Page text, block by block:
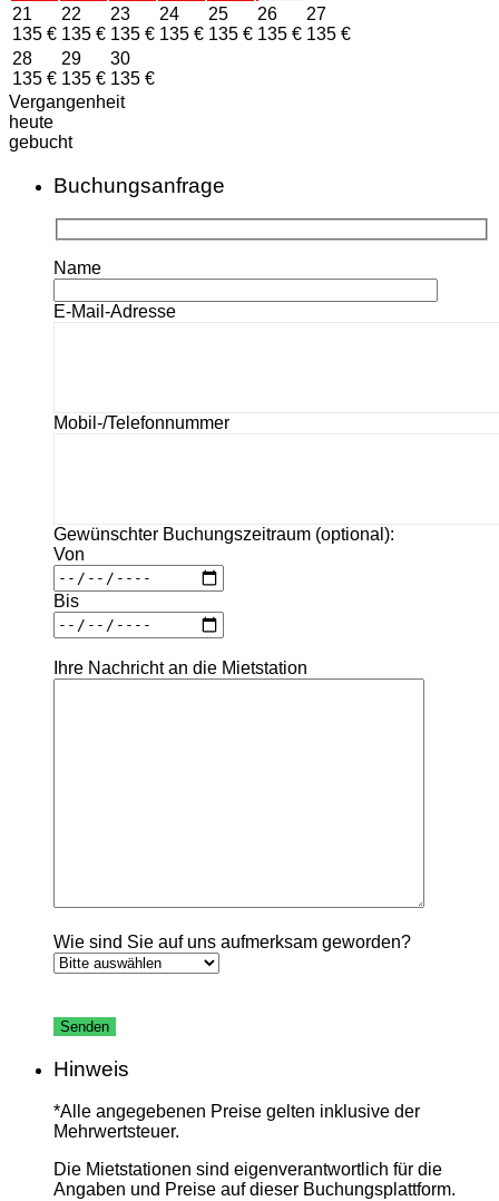
21
135 €
22
135 €
23
135 €
24
135 €
25
135 €
26
135 €
27
135 €
28
135 €
29
135 €
30
135 €
Vergangenheit
heute
gebucht
Buchungsanfrage
Name
E-Mail-Adresse
Mobil-/Telefonnummer
Gewünschter Buchungszeitraum (optional):
Von
Bis
Ihre Nachricht an die Mietstation
Wie sind Sie auf uns aufmerksam geworden?
lasse
Feld
Hinweis
*Alle angegebenen Preise gelten inklusive der
Mehrwertsteuer.
Die Mietstationen sind eigenverantwortlich für die
Angaben und Preise auf dieser Buchungsplattform.